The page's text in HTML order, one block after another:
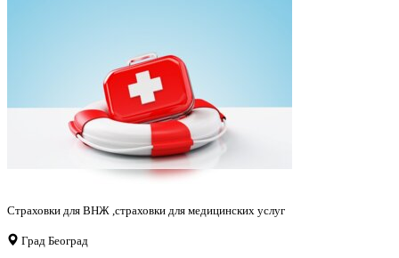
Страховки для ВНЖ ,страховки для медицинских услуг
Град Београд